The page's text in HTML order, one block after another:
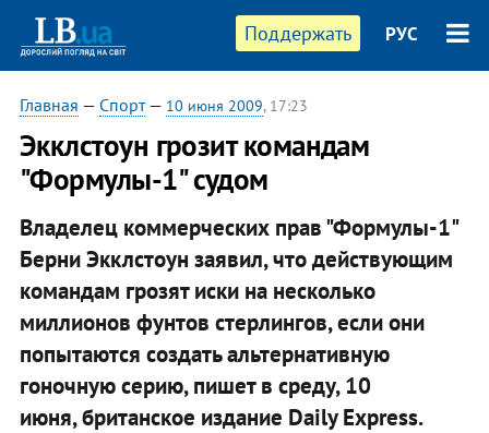
Поддержать РУС
Главная — Спорт— 10 июня 2009, 17:23
Экклстоун грозит командам
"Формулы-1" судом
Владелец коммерческих прав "Формулы-1"
Берни Экклстоун заявил, что действующим
командам грозят иски на несколько
миллионов фунтов стерлингов, если они
попытаются создать альтернативную
гоночную серию, пишет в среду, 10
июня, британское издание Daily Express.